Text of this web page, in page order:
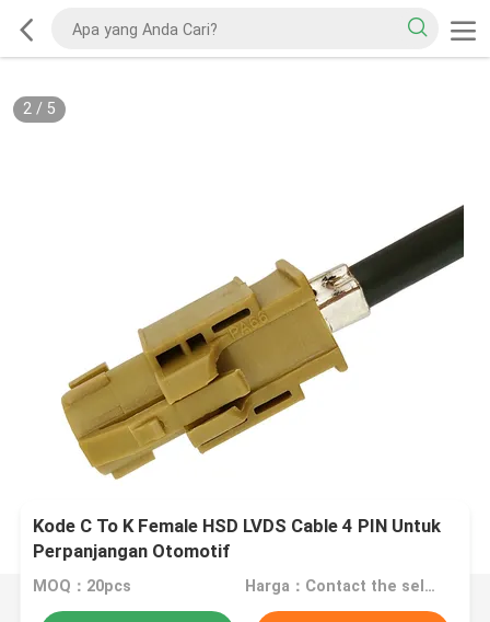
2/ 5
Kode C To K Female HSD LVDS Cable 4 PIN Untuk
Perpanjangan Otomotif
MOQ：20pcs Harga：Contact the seller